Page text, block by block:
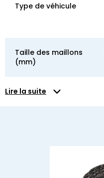
Type de véhicule
Taille des maillons
(mm)
Lire la suite